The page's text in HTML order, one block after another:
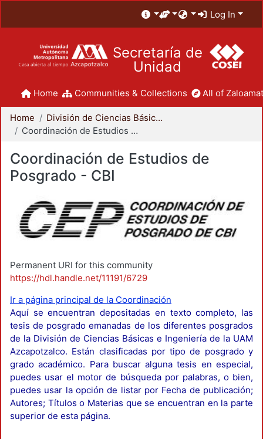
Log In
Secretaría de
Unidad
Home Communities & Collections All of
Home
División de Ciencias Básicas e Ingeniería
Coordinación de Estudios de Posgrado - CBI
Coordinación de Estudios de
Posgrado - CBI
Permanent URI for this community
https://hdl.handle.net/11191/6729
Ir a página principal de la Coordinación
Aquí se encuentran depositadas en texto completo, las
tesis de posgrado emanadas de los diferentes posgrados
de la División de Ciencias Básicas e Ingeniería de la UAM
Azcapotzalco. Están clasificadas por tipo de posgrado y
grado académico. Para buscar alguna tesis en especial,
puedes usar el motor de búsqueda por palabras, o bien,
puedes usar la opción de listar por Fecha de publicación;
Autores; Títulos o Materias que se encuentran en la parte
superior de esta página.